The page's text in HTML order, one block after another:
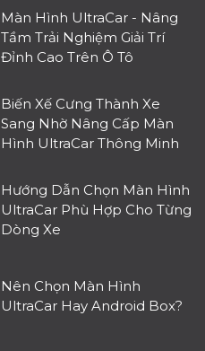
Màn Hình UltraCar - Nâng
Tầm Trải Nghiệm Giải Trí
Đỉnh Cao Trên Ô Tô
Biến Xế Cưng Thành Xe
Sang Nhờ Nâng Cấp Màn
Hình UltraCar Thông Minh
Hướng Dẫn Chọn Màn Hình
UltraCar Phù Hợp Cho Từng
Dòng Xe
Nên Chọn Màn Hình
UltraCar Hay Android Box?